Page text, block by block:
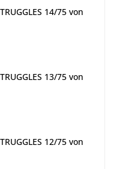
14/75 von
13/75 von
12/75 von